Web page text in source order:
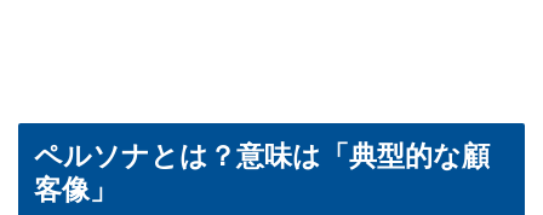
ペルソナとは？意味は「典型的な顧
客像」